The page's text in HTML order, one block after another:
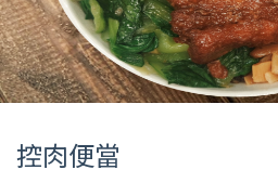
控肉便當